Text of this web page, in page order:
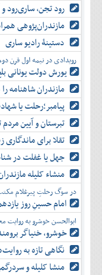
رود تجن، ساری‌رود
مازندران‌پژوهی
دستینۀ رادیو ساری
رویدادی در نیمه اول قرن
یورش دولت یونانی
مازندران شاهنامه
پیامبر؛رحلت یا
تبرستان و آیین مردم
تقلا برای ماندگاری
جهل یا غفلت در
منشاء کلیله
در سوگ رحلتِ پیرغلام مکتب
امام حسینِ روز
ابوالحسن خوشرو به روایت
خوشرو، خنياگر
نگاهی تازه به
منشا کلیله و